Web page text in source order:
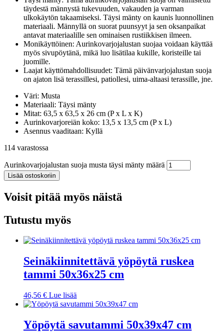
täydestä männystä tukevuuden, vakauden ja varman
ulkokäytön takaamiseksi. Täysi mänty on kaunis luonnollinen
materiaali. Männyllä on suorat puunsyyt ja sen oksanpaikat
antavat materiaalille sen ominaisen rustiikkisen ilmeen.
Monikäyttöinen: Aurinkovarjojalustan suojaa voidaan käyttää
myös sivupöytänä, mikä luo lisätilaa kukille, koristeille tai
juomille.
Laajat käyttömahdollisuudet: Tämä päivänvarjojalustan suoja
on ajaton lisä terassillesi, patiollesi, uima-altaasi terassille, jne.
Väri: Musta
Materiaali: Täysi mänty
Mitat: 63,5 x 63,5 x 26 cm (P x L x K)
Aurinkovarjoreiän koko: 13,5 x 13,5 cm (P x L)
Asennus vaaditaan: Kyllä
114 varastossa
Aurinkovarjojalustan suoja musta täysi mänty määrä
Lisää ostoskoriin
Voisit pitää myös näistä
Tutustu myös
Seinäkiinnitettävä yöpöytä ruskea
tammi 50x36x25 cm
46,56 € Lue lisää
Yöpöytä savutammi 50x39x47 cm